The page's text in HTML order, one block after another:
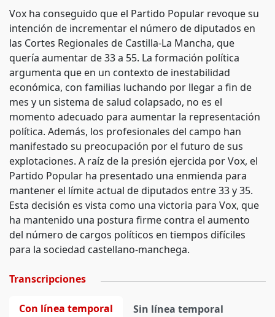
Vox ha conseguido que el Partido Popular revoque su
intención de incrementar el número de diputados en
las Cortes Regionales de Castilla-La Mancha, que
quería aumentar de 33 a 55. La formación política
argumenta que en un contexto de inestabilidad
económica, con familias luchando por llegar a fin de
mes y un sistema de salud colapsado, no es el
momento adecuado para aumentar la representación
política. Además, los profesionales del campo han
manifestado su preocupación por el futuro de sus
explotaciones. A raíz de la presión ejercida por Vox, el
Partido Popular ha presentado una enmienda para
mantener el límite actual de diputados entre 33 y 35.
Esta decisión es vista como una victoria para Vox, que
ha mantenido una postura firme contra el aumento
del número de cargos políticos en tiempos difíciles
para la sociedad castellano-manchega.
Transcripciones
Con línea temporal Sin línea temporal